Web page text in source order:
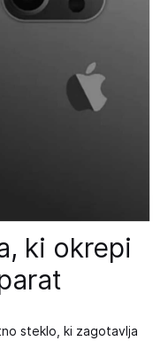
ki okrepi
steklo, ki zagotavlja